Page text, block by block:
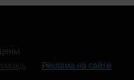
Реклама на сайте